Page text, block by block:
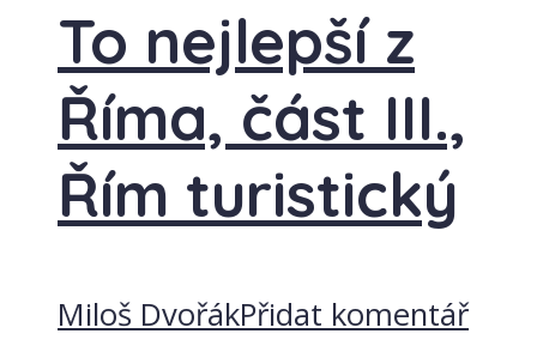
To nejlepší z
Říma, část III.,
Řím turistický
Miloš DvořákPřidat komentář